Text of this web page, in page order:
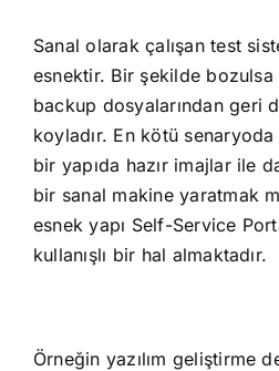
Sanal olarak çalışan test
esnektir. Bir şekilde
backup dosyalarından geri
koyladır. En kötü
bir yapıda hazır imajlar ile
bir sanal makine yaratmak
esnek yapı Self-Service
kullanışlı bir hal almaktadır.
Örneğin yazılım geliştirme